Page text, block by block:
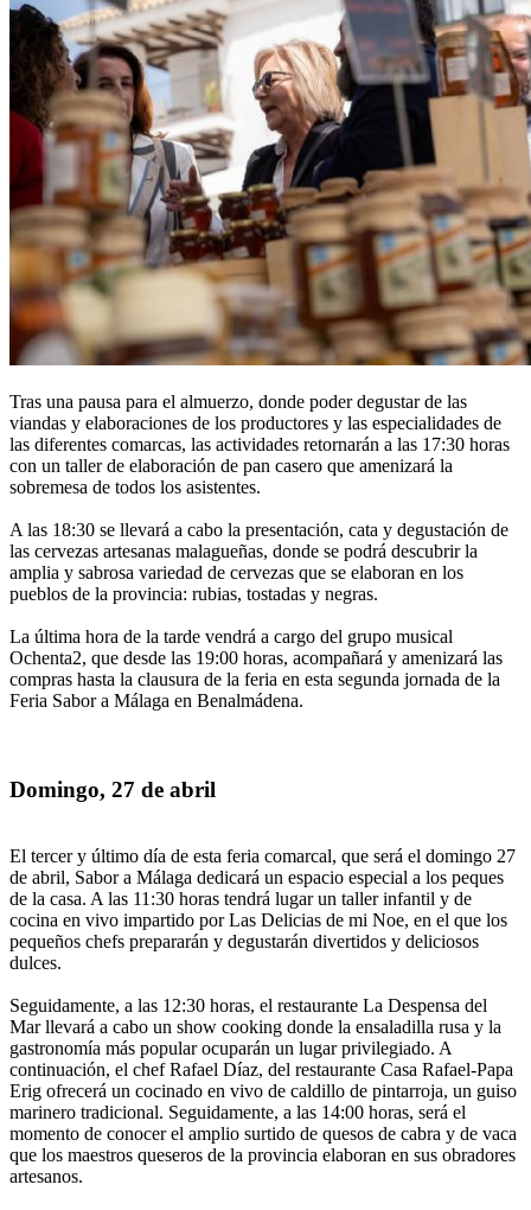
Tras una pausa para el almuerzo, donde poder degustar de las
viandas y elaboraciones de los productores y las especialidades de
las diferentes comarcas, las actividades retornarán a las 17:30 horas
con un taller de elaboración de pan casero que amenizará la
sobremesa de todos los asistentes.
A las 18:30 se llevará a cabo la presentación, cata y degustación de
las cervezas artesanas malagueñas, donde se podrá descubrir la
amplia y sabrosa variedad de cervezas que se elaboran en los
pueblos de la provincia: rubias, tostadas y negras.
La última hora de la tarde vendrá a cargo del grupo musical
Ochenta2, que desde las 19:00 horas, acompañará y amenizará las
compras hasta la clausura de la feria en esta segunda jornada de la
Feria Sabor a Málaga en Benalmádena.
Domingo, 27 de abril
El tercer y último día de esta feria comarcal, que será el domingo 27
de abril, Sabor a Málaga dedicará un espacio especial a los peques
de la casa. A las 11:30 horas tendrá lugar un taller infantil y de
cocina en vivo impartido por Las Delicias de mi Noe, en el que los
pequeños chefs prepararán y degustarán divertidos y deliciosos
dulces.
Seguidamente, a las 12:30 horas, el restaurante La Despensa del
Mar llevará a cabo un show cooking donde la ensaladilla rusa y la
gastronomía más popular ocuparán un lugar privilegiado. A
continuación, el chef Rafael Díaz, del restaurante Casa Rafael-Papa
Erig ofrecerá un cocinado en vivo de caldillo de pintarroja, un guiso
marinero tradicional. Seguidamente, a las 14:00 horas, será el
momento de conocer el amplio surtido de quesos de cabra y de vaca
que los maestros queseros de la provincia elaboran en sus obradores
artesanos.